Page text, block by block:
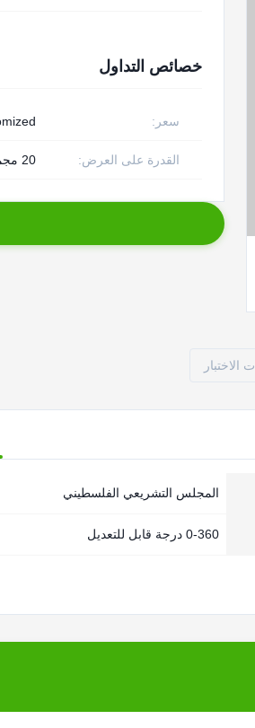
خصائص التداول
سعر:
القدرة على العرض: 20 مجموعة لكلّ شهر
المجلس التشريعي الفلسطيني
0-360 درجة قابل للتعديل